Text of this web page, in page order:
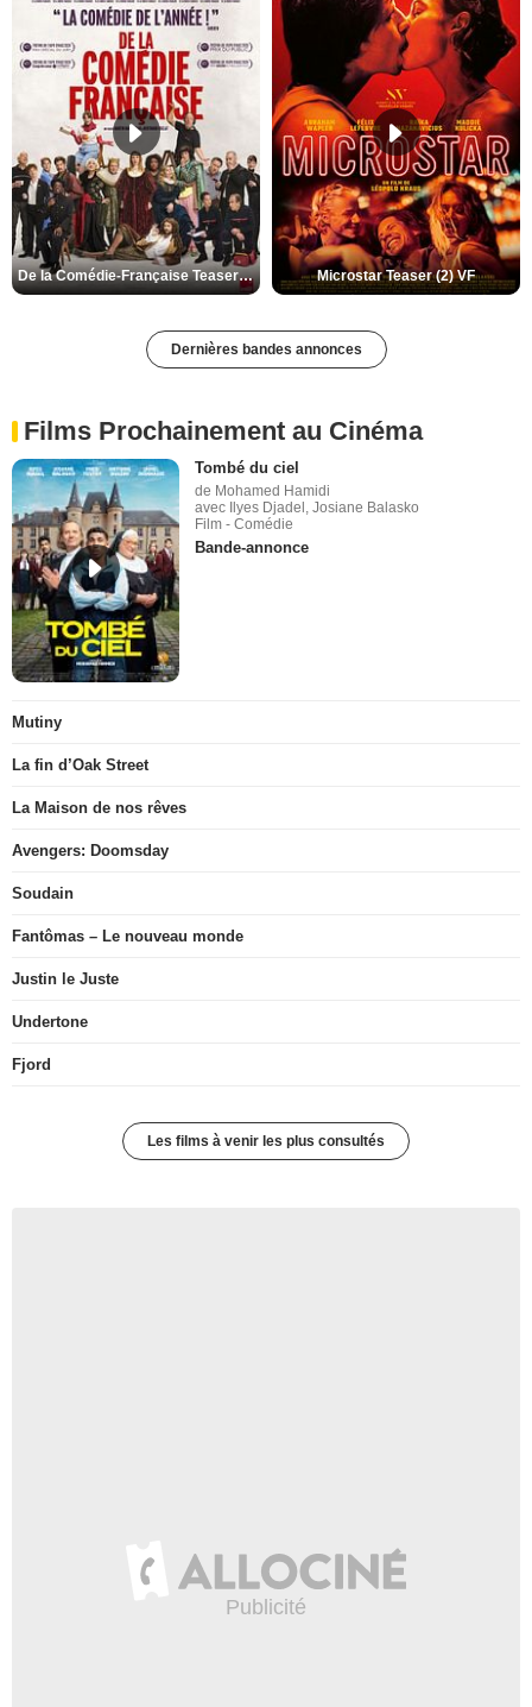
De la Comédie-Française Teaser (3) VF Microstar Teaser (2) VF
Dernières bandes annonces
Films Prochainement au Cinéma
Tombé du ciel
de Mohamed Hamidi
avec Ilyes Djadel, Josiane Balasko
Film - Comédie
Bande-annonce
Mutiny
La fin d’Oak Street
La Maison de nos rêves
Avengers: Doomsday
Soudain
Fantômas – Le nouveau monde
Justin le Juste
Undertone
Fjord
Les films à venir les plus consultés